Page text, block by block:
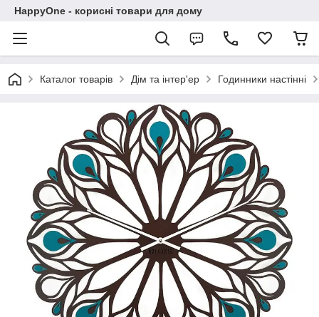
HappyOne - корисні товари для дому
Каталог товарів Дім та інтер'ер Годинники настінні